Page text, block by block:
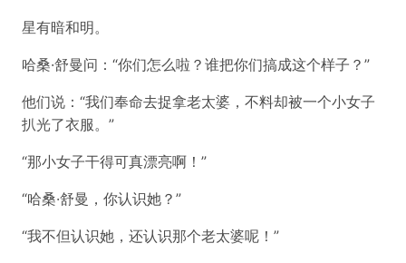
星有暗和明。
哈桑·舒曼问：“你们怎么啦？谁把你们搞成这个样子？”
他们说：“我们奉命去捉拿老太婆，不料却被一个小女子
扒光了衣服。”
“那小女子干得可真漂亮啊！”
“哈桑·舒曼，你认识她？”
“我不但认识她，还认识那个老太婆呢！”